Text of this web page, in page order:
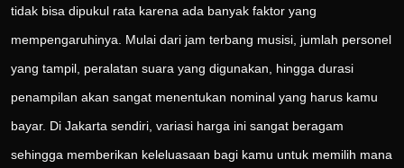
tidak bisa dipukul rata karena ada banyak faktor yang
mempengaruhinya. Mulai dari jam terbang musisi, jumlah personel
yang tampil, peralatan suara yang digunakan, hingga durasi
penampilan akan sangat menentukan nominal yang harus kamu
bayar. Di Jakarta sendiri, variasi harga ini sangat beragam
sehingga memberikan keleluasaan bagi kamu untuk memilih mana